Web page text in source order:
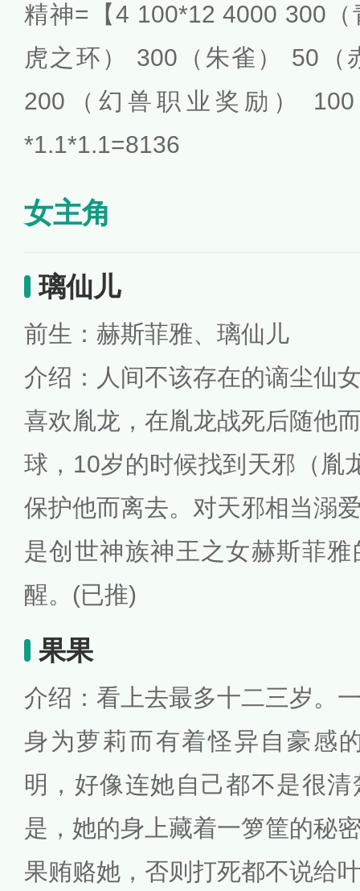
精神=【4 100*12 4000 300
虎之环） 300（朱雀） 50（
200（幻兽职业奖励）
*1.1*1.1=8136
女主角
璃仙儿
前生：赫斯菲雅、璃仙儿
介绍：人间不该存在的谪尘仙
喜欢胤龙，在胤龙战死后随他
球，10岁的时候找到天邪（胤
保护他而离去。对天邪相当溺
是创世神族神王之女赫斯菲
醒。(已推)
果果
介绍：看上去最多十二三岁。
身为萝莉而有着怪异自豪感
明，好像连她自己都不是很
是，她的身上藏着一箩筐的
果贿赂她，否则打死都不说给